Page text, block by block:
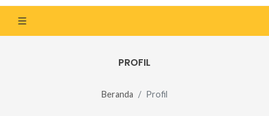
PROFIL
Beranda Profil